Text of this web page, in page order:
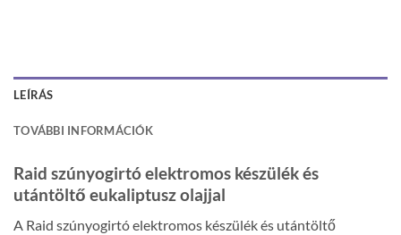
LEÍRÁS
TOVÁBBI INFORMÁCIÓK
Raid szúnyogirtó elektromos készülék és
utántöltő eukaliptusz olajjal
A Raid szúnyogirtó elektromos készülék és utántöltő